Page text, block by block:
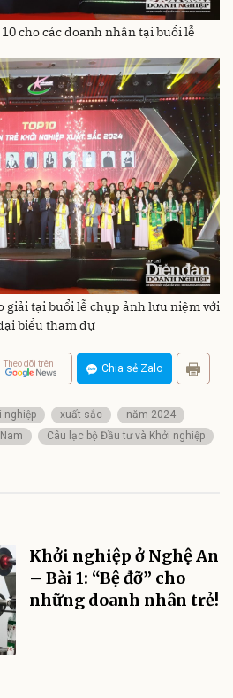
cho các doanh nhân tại buổi lễ
giải tại buổi lễ chụp ảnh lưu niệm với
biểu tham dự
Theo dõi trên Chia sẻ Zalo
nghiệp xuất sắc
năm 2024
Câu lạc bộ Đầu tư và Khởi nghiệp
Khởi nghiệp ở Nghệ An
– Bài 1: “Bệ đỡ” cho
những doanh nhân trẻ!